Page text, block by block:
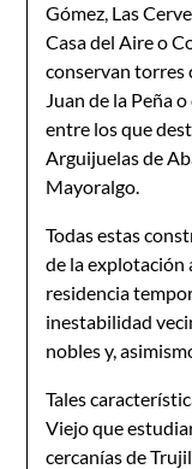
Gómez, Las
Casa del Aire o
conservan torres
Juan de la Peña
entre los que
Arguijuelas de
Mayoralgo.
Todas estas
de la explotación
residencia
inestabilidad
nobles y,
Tales
Viejo que
cercanías de